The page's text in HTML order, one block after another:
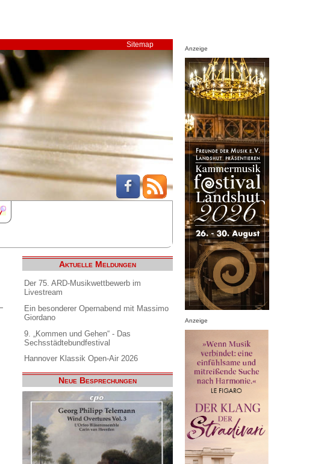
Sitemap
Aktuelle Meldungen
Der 75. ARD-Musikwettbewerb im
Livestream
Ein besonderer Opernabend mit Massimo
Giordano
9. „Kommen und Gehen“ - Das
Sechsstädtebundfestival
Hannover Klassik Open-Air 2026
Neue Besprechungen
Anzeige
Anzeige